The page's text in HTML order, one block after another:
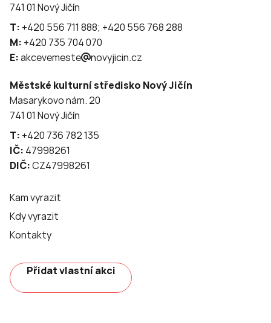
741 01 Nový Jičín
T: +420 556 711 888; +420 556 768 288
M: +420 735 704 070
E:akcevemeste novyjicin.cz
Městské kulturní středisko Nový Jičín
Masarykovo nám. 20
741 01 Nový Jičín
T: +420 736 782 135
IČ: 47998261
DIČ:CZ47998261
Kam vyrazit
Kdy vyrazit
Kontakty
Přidat vlastní akci